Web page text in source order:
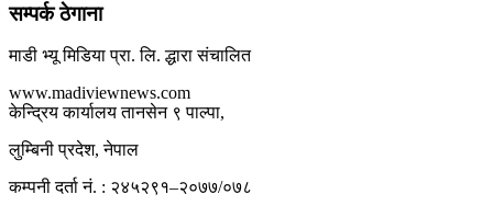
सम्पर्क ठेगाना
माडी भ्यू मिडिया प्रा. लि. द्धारा संचालित
www.madiviewnews.com
केन्द्रिय कार्यालय तानसेन ९ पाल्पा,
लुम्बिनी प्रदेश, नेपाल
कम्पनी दर्ता नं. : २४५२९१–२०७७/०७८